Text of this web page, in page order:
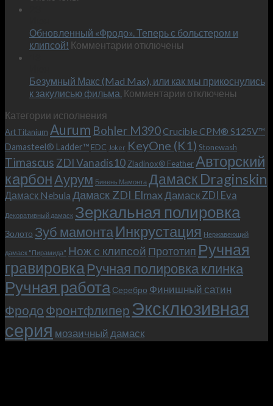
–
и
KeyOne
Обновленный «Фродо». Теперь с больстером и
клипсой! Комментарии к
«Фродо».
Теперь
и
клипсой!
отключены
Безумный Макс (Mad Max), или как мы прикоснулись
к закулисью фильма. Комментарии к
Макс
(Mad
Max),
или
как
мы
прикоснулись
к
фильма.
отключены
Категории исполнения
Art Titanium Aurum Bohler M390Crucible CPM® S125V™
Damasteel® Ladder™ EDC Joker KeyOne (K1) Stonewash
Timascus ZDI Vanadis10 Zladinox® FeatherАвторский
карбонАурум Бивень Мамонта Дамаск Draginskin
Дамаск Nebula Дамаск ZDI ElmaxДамаск ZDI Eva
Декоративный дамаск Зеркальная полировка
Золото Зуб мамонтаИнкрустация Нержавеющий
дамаск "Пирамида" Нож с клипсой Прототип Ручная
гравировкаРучная полировка клинка
Ручная работа Серебро Финишный сатин
Фродо Фронтфлипер Эксклюзивная
серия мозаичный дамаск